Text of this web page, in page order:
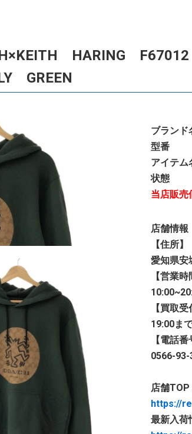
HARING
GREEN
ブラン
型番
アイテ
状態
当店販売
店舗情報
【住所】
愛知県安
【営業時
【買取受
19:00ま
【電話番
0566-93-
店舗TOP
https://
最新入荷